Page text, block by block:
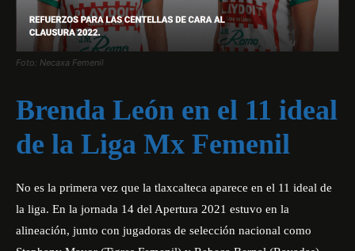
Foto: Necaxa Femenil
Brenda León en el 11 ideal
de la Liga Mx Femenil
No es la primera vez que la tlaxcalteca aparece en el 11 ideal de
la liga. En la jornada 14 del Apertura 2021 estuvo en la
alineación, junto con jugadoras de selección nacional como